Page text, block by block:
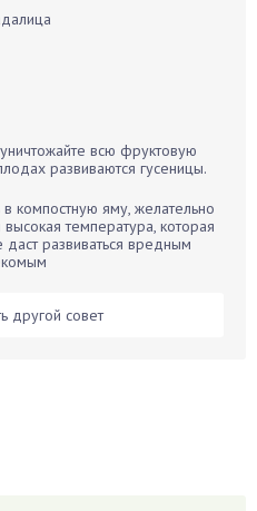
всю фруктовую
развиваются гусеницы.
компостную яму, желательно
температура, которая
даст развиваться вредным
другой совет